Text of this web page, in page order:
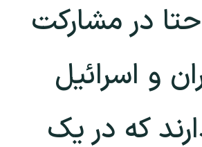
در مشارکت
و اسرائیل
که در یک